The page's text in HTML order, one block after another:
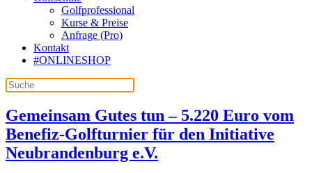
Golfprofessional
Kurse & Preise
Anfrage (Pro)
Kontakt
#ONLINESHOP
Gemeinsam Gutes tun – 5.220 Euro vom
Benefiz-Golfturnier für den Initiative
Neubrandenburg e.V.